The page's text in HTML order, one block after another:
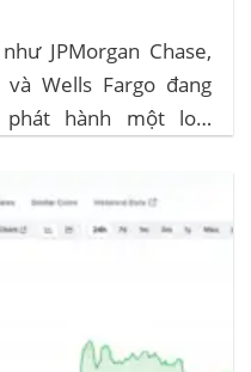
JPMorgan Chase,
Wells Fargo đang
hành một loại